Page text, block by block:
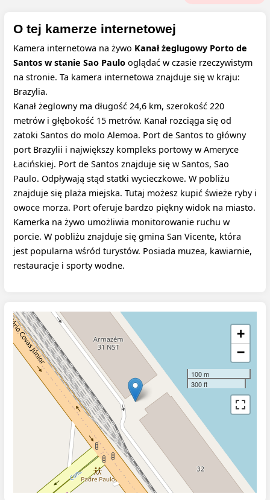
O tej kamerze internetowej
Kamera internetowa na żywo Kanał żeglugowy Porto de
Santos w stanie Sao Paulo oglądać w czasie rzeczywistym
na stronie. Ta kamera internetowa znajduje się w kraju:
Brazylia.
Kanał żeglowny ma długość 24,6 km, szerokość 220
metrów i głębokość 15 metrów. Kanał rozciąga się od
zatoki Santos do molo Alemoa. Port de Santos to główny
port Brazylii i największy kompleks portowy w Ameryce
Łacińskiej. Port de Santos znajduje się w Santos, Sao
Paulo. Odpływają stąd statki wycieczkowe. W pobliżu
znajduje się plaża miejska. Tutaj możesz kupić świeże ryby i
owoce morza. Port oferuje bardzo piękny widok na miasto.
Kamerka na żywo umożliwia monitorowanie ruchu w
porcie. W pobliżu znajduje się gmina San Vicente, która
jest popularna wśród turystów. Posiada muzea, kawiarnie,
restauracje i sporty wodne.
+
−
100 m
300 ft